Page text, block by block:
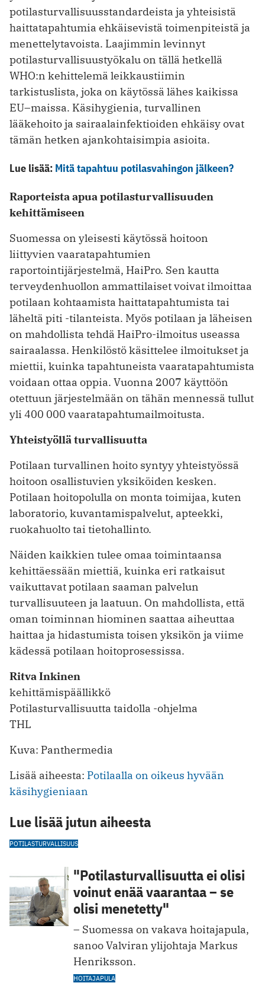
potilasturvallisuusstandardeista ja yhteisistä
haittatapahtumia ehkäisevistä toimenpiteistä ja
menettelytavoista. Laajimmin levinnyt
potilasturvallisuustyökalu on tällä hetkellä
WHO:n kehittelemä leikkaustiimin
tarkistuslista, joka on käytössä lähes kaikissa
EU–maissa. Käsihygienia, turvallinen
lääkehoito ja sairaalainfektioiden ehkäisy ovat
tämän hetken ajankohtaisimpia asioita.
Lue lisää: Mitä tapahtuu potilasvahingon jälkeen?
Raporteista apua potilasturvallisuuden
kehittämiseen
Suomessa on yleisesti käytössä hoitoon
liittyvien vaaratapahtumien
raportointijärjestelmä, HaiPro. Sen kautta
terveydenhuollon ammattilaiset voivat ilmoittaa
potilaan kohtaamista haittatapahtumista tai
läheltä piti -tilanteista. Myös potilaan ja läheisen
on mahdollista tehdä HaiPro-ilmoitus useassa
sairaalassa. Henkilöstö käsittelee ilmoitukset ja
miettii, kuinka tapahtuneista vaaratapahtumista
voidaan ottaa oppia. Vuonna 2007 käyttöön
otettuun järjestelmään on tähän mennessä tullut
yli 400 000 vaaratapahtumailmoitusta.
Yhteistyöllä turvallisuutta
Potilaan turvallinen hoito syntyy yhteistyössä
hoitoon osallistuvien yksiköiden kesken.
Potilaan hoitopolulla on monta toimijaa, kuten
laboratorio, kuvantamispalvelut, apteekki,
ruokahuolto tai tietohallinto.
Näiden kaikkien tulee omaa toimintaansa
kehittäessään miettiä, kuinka eri ratkaisut
vaikuttavat potilaan saaman palvelun
turvallisuuteen ja laatuun. On mahdollista, että
oman toiminnan hiominen saattaa aiheuttaa
haittaa ja hidastumista toisen yksikön ja viime
kädessä potilaan hoitoprosessissa.
Ritva Inkinen
kehittämispäällikkö
Potilasturvallisuutta taidolla -ohjelma
THL
Kuva: Panthermedia
Lisää aiheesta: Potilaalla on oikeus hyvään
käsihygieniaan
Lue lisää jutun aiheesta
POTILASTURVALLISUUS
"Potilasturvallisuutta ei olisi
voinut enää vaarantaa – se
olisi menetetty"
– Suomessa on vakava hoitajapula,
sanoo Valviran ylijohtaja Markus
Henriksson.
HOITAJAPULA